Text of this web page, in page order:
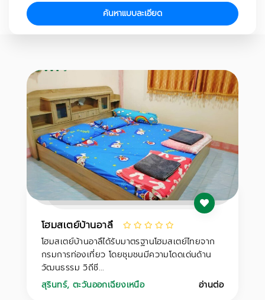
ค้นหาแบบละเอียด
โฮมสเตย์บ้านอาลึ
โฮมสเตย์บ้านอาลึได้รับมาตรฐานโฮมสเตย์ไทยจาก
กรมการท่องเที่ยว โดยชุมชนมีความโดดเด่นด้าน
วัฒนธรรม วิถีชี...
สุรินทร์, ตะวันออกเฉียงเหนือ อ่านต่อ